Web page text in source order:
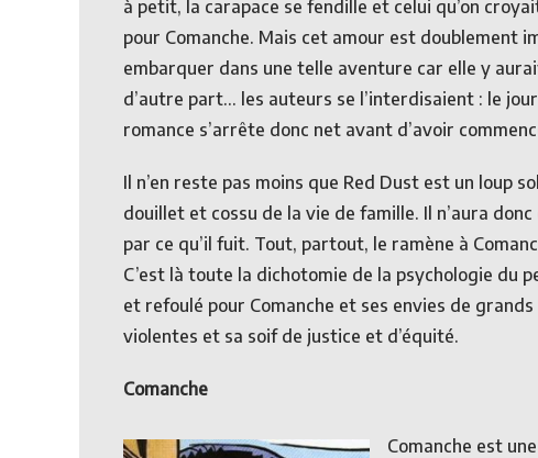
à petit, la carapace se fendille et celui qu’on
pour Comanche. Mais cet amour est doublement
embarquer dans une telle aventure car elle y
d’autre part… les auteurs se l’interdisaient : le
romance s’arrête donc net avant d’avoir
Il n’en reste pas moins que Red Dust est un loup
douillet et cossu de la vie de famille. Il n’aura
par ce qu’il fuit. Tout, partout, le ramène à
C’est là toute la dichotomie de la psychologie du
et refoulé pour Comanche et ses envies de
violentes et sa soif de justice et d’équité.
Comanche
Comanche est